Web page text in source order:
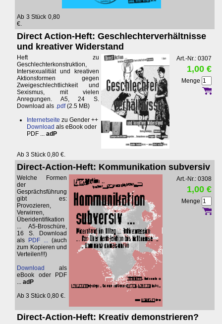
Ab 3 Stück 0,80
€.
Direct Action-Heft: Geschlechterverhältnisse
und kreativer Widerstand
Heft zu
Geschlechterkonstruktion,
Intersexualitiät und kreativen
Aktionsformen gegen
Zweigeschlechtlichkeit und
Sexismus, mit vielen
Anregungen. A5, 24 S.
Download als .pdf(2.5 MB)
Internetseite zu Gender ++
Download als eBook oder
PDF ... adP
Ab 3 Stück 0,80 €.
Art.-Nr.: 0307
1,00 €
Menge
Direct-Action-Heft: Kommunikation subversiv
Welche Formen
der
Gesprächsführung
gibt es:
Provozieren,
Verwirren,
Überidentifikation
... A5-Broschüre,
16 S. Download
als
PDF ... (auch
zum Kopieren und
Verteilen!!!)
Download
als
eBook oder PDF
... adP
Ab 3 Stück 0,80 €.
Art.-Nr.: 0308
1,00 €
Menge
Direct-Action-Heft: Kreativ demonstrieren?